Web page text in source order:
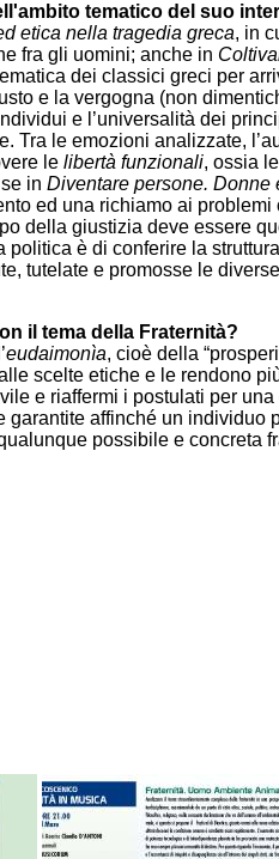
tematico del suo
etica nella tragedia greca, in
fra gli uomini; anche in
dei classici greci per
e la vergogna (non
e l’universalità dei
le emozioni analizzate,
le libertà funzionali, ossia
in Diventare persone. Donne
ed una richiamo ai
della giustizia deve essere
è di conferire la
tutelate e promosse le
il tema della Fraternità?
eudaimonìa, cioè della
scelte etiche e le rendono
e riaffermi i postulati per
affinché un
possibile e concreta